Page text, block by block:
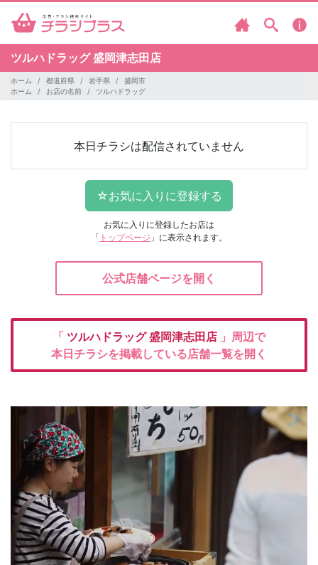
ツルハドラッグ盛岡津志田店
ホーム 都道府県 岩手県
盛岡市
ホーム
お店の名前 ツルハドラッグ
本日チラシは配信されていません
お気に入りに登録したお店は
「 トップページ 」に表示されます。
公式店舗ページを開く
「 ツルハドラッグ盛岡津志田店 」周辺で
本日チラシを掲載している店舗一覧を開く